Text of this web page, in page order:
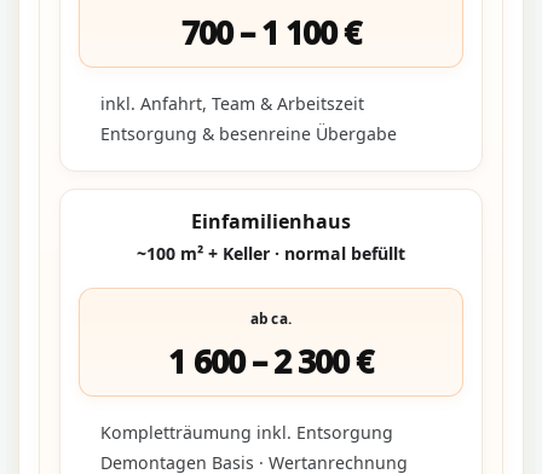
700 – 1 100 €
inkl. Anfahrt, Team & Arbeitszeit
Entsorgung & besenreine Übergabe
Einfamilienhaus
~100 m² + Keller · normal befüllt
ab ca.
1 600 – 2 300 €
Kompletträumung inkl. Entsorgung
Demontagen Basis · Wertanrechnung